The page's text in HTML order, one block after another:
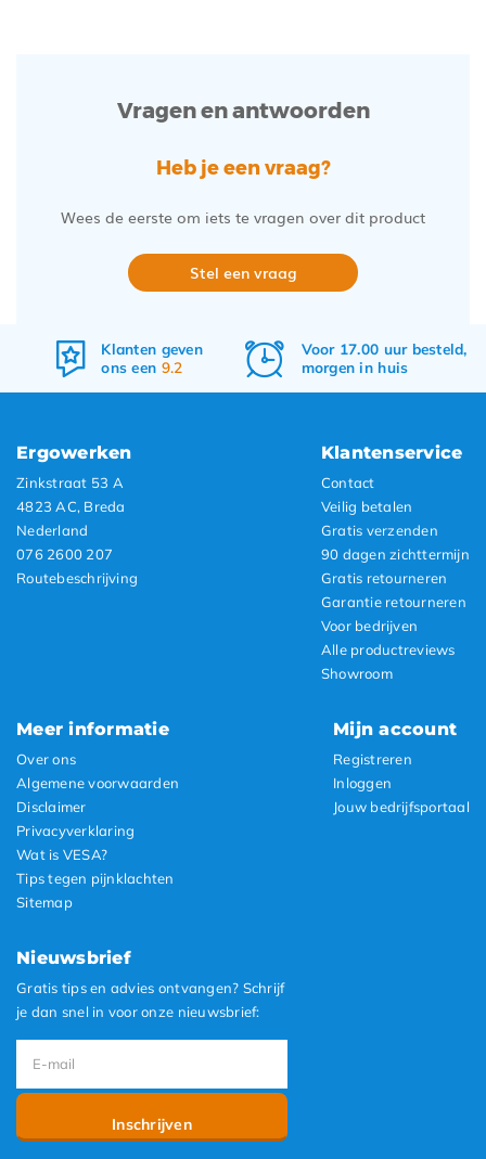
Vragen en antwoorden
Heb je een vraag?
Wees de eerste om iets te vragen over dit product
Stel een vraag
Klanten geven
ons een 9.2
Voor 17.00 uur besteld,
morgen in huis
Ergowerken
Zinkstraat 53 A
4823 AC, Breda
Nederland
076 2600 207
Routebeschrijving
Klantenservice
Contact
Veilig betalen
Gratis verzenden
90 dagen zichttermijn
Gratis retourneren
Garantie retourneren
Voor bedrijven
Alle productreviews
Showroom
Meer informatie
Over ons
Algemene voorwaarden
Disclaimer
Privacyverklaring
Wat is VESA?
Tips tegen pijnklachten
Sitemap
Mijn account
Registreren
Inloggen
Jouw bedrijfsportaal
Nieuwsbrief
Gratis tips en advies ontvangen? Schrijf
je dan snel in voor onze nieuwsbrief:
Inschrijven